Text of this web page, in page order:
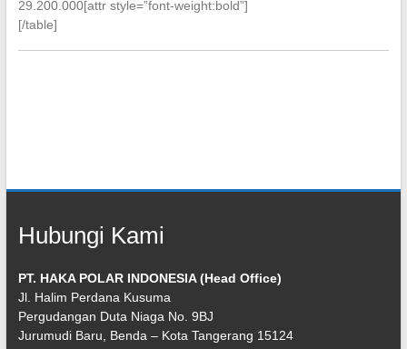
29.200.000[attr style=”font-weight:bold”]
[/table]
Hubungi Kami
PT. HAKA POLAR INDONESIA (Head Office)
Jl. Halim Perdana Kusuma
Pergudangan Duta Niaga No. 9BJ
Jurumudi Baru, Benda – Kota Tangerang 15124